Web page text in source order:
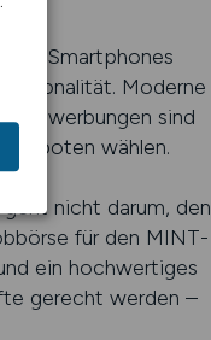
Smartphones
Moderne
Bewerbungen sind
wählen.
nicht darum, den
für den MINT-
ein hochwertiges
gerecht werden –